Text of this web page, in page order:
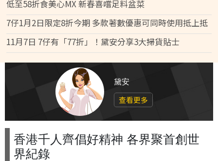
低至58折食美心MX 新春喜嚐足料盆菜
7仔1月2日限定8折今期 多款著數優惠可同時使用抵上抵
11月7日 7仔有「77折」！黛安分享3大掃貨貼士
黛安
查看更多
香港千人齊倡好精神 各界聚首創世
界紀錄